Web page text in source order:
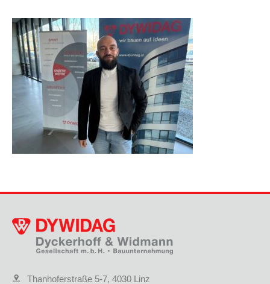
Thanhoferstraße 5-7, 4030 Linz